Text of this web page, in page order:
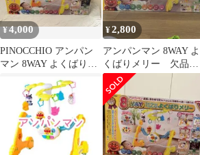
¥4,000
PINOCCHIO アンパン
マン 8WAY よくばりメ
¥2,800
アンパンマン 8WAY よ
くばりメリー 欠品有
り